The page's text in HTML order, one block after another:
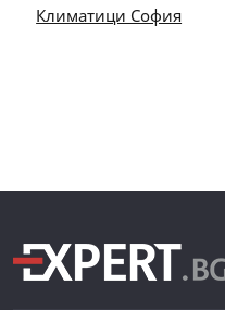
Климатици София